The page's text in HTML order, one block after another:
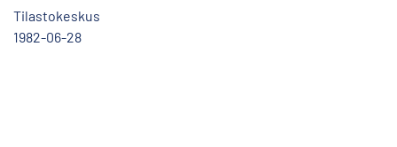
Tilastokeskus
1982-06-28